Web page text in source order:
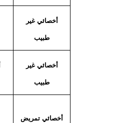
أخصائي غير
طبيب
أخصائي غير
طبيب
أخصائي تمريض